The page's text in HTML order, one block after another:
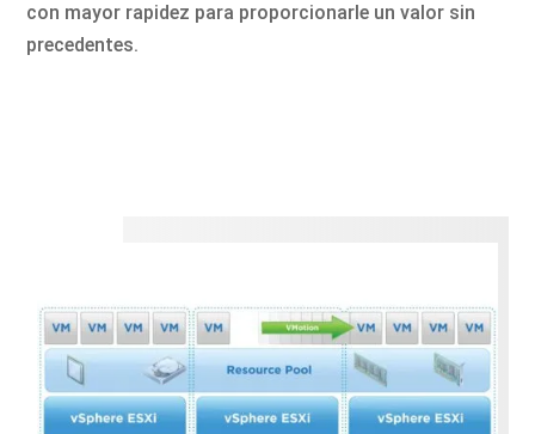
con mayor rapidez para proporcionarle un valor sin
precedentes.